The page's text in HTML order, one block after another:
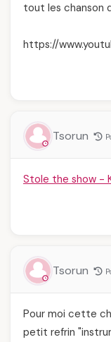
tout les chanson
https://
Tsorun
Stole the show -
Tsorun
Pour moi cette
petit refrin